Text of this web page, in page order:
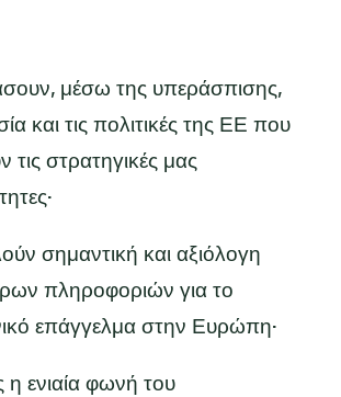
μέσω της υπεράσπισης,
και τις πολιτικές της ΕΕ που
τις στρατηγικές μας
σημαντική και αξιόλογη
πληροφοριών για το
επάγγελμα στην Ευρώπη·
η ενιαία φωνή του